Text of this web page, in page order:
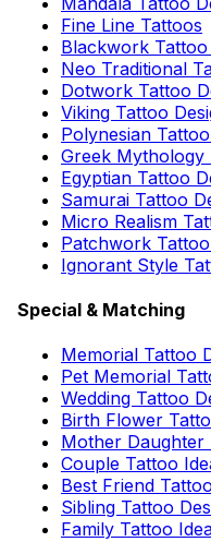
Fine Line Tattoos
Blackwork Tattoo
Neo Traditional
Dotwork Tattoo
Viking Tattoo
Polynesian
Greek Mythology
Egyptian Tattoo
Samurai Tattoo
Micro Realism
Patchwork
Ignorant Style
Special & Matching
Memorial Tattoo
Pet Memorial
Wedding Tattoo
Birth Flower
Mother Daughter
Couple Tattoo
Best Friend
Sibling Tattoo
Family Tattoo